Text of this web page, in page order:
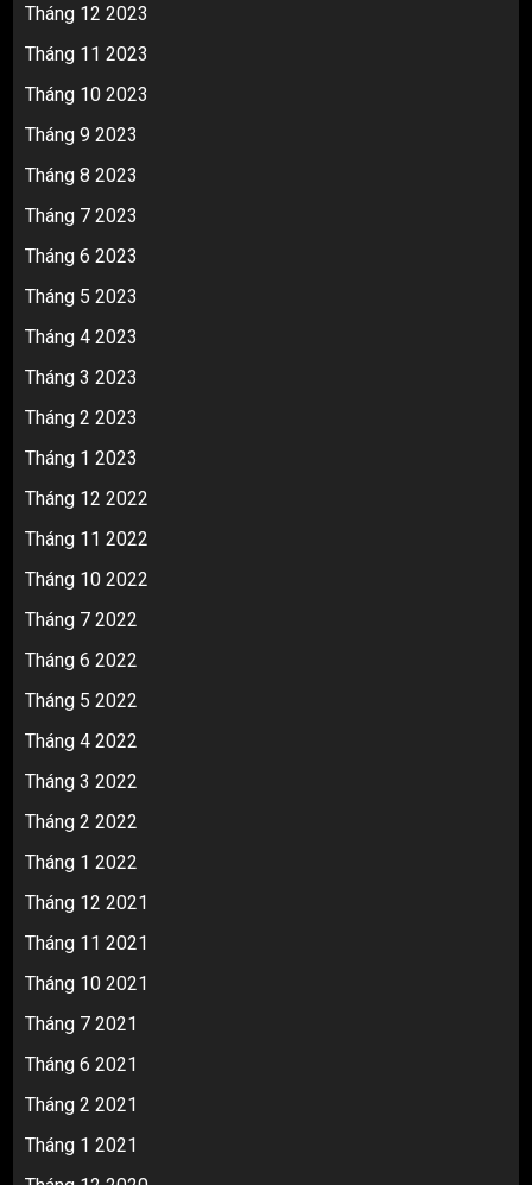
Tháng 12 2023
Tháng 11 2023
Tháng 10 2023
Tháng 9 2023
Tháng 8 2023
Tháng 7 2023
Tháng 6 2023
Tháng 5 2023
Tháng 4 2023
Tháng 3 2023
Tháng 2 2023
Tháng 1 2023
Tháng 12 2022
Tháng 11 2022
Tháng 10 2022
Tháng 7 2022
Tháng 6 2022
Tháng 5 2022
Tháng 4 2022
Tháng 3 2022
Tháng 2 2022
Tháng 1 2022
Tháng 12 2021
Tháng 11 2021
Tháng 10 2021
Tháng 7 2021
Tháng 6 2021
Tháng 2 2021
Tháng 1 2021